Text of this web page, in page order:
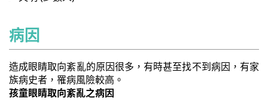
病因
造成眼睛取向紊亂的原因很多，有時甚至找不到病因，有家
族病史者，罹病風險較高。
孩童眼睛取向紊亂之病因